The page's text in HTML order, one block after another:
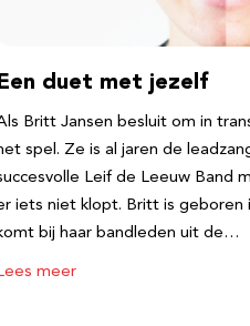
duet met jezelf
Britt Jansen besluit om in
spel. Ze is al jaren de
Leif de Leeuw Band
iets niet klopt. Britt is geboren
bij haar bandleden uit de…
meer